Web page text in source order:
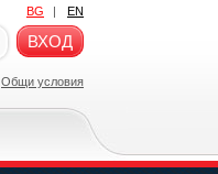
BG | EN
ВХОД
Общи условия